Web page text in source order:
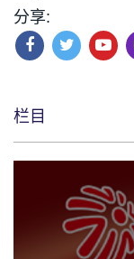
分享:
栏目